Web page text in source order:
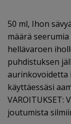
50 ml, Ihon
määrä
hellävaroen
puhdistuksen
aurinkovoidetta
käyttäessäsi
joutumista